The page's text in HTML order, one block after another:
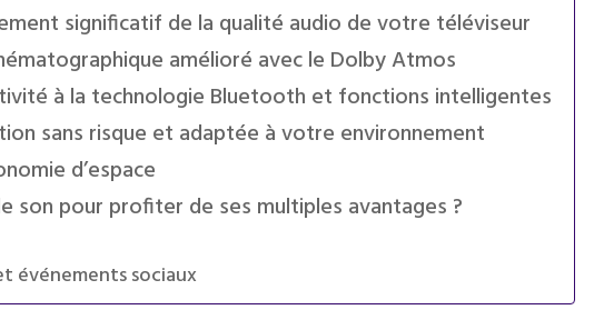
significatif de la qualité audio de votre téléviseur
amélioré avec le Dolby Atmos
à la technologie Bluetooth et fonctions intelligentes
sans risque et adaptée à votre environnement
d’espace
son pour profiter de ses multiples avantages ?
événements sociaux